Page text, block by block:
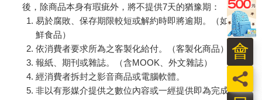
後，除商品本身有瑕疵外，將不提供7天的猶豫期：
易於腐敗、保存期限較短或解約時即將逾期。（如：生
鮮食品）
依消費者要求所為之客製化給付。（客製化商品）
報紙、期刊或雜誌。（含MOOK、外文雜誌）
經消費者拆封之影音商品或電腦軟體。
非以有形媒介提供之數位內容或一經提供即為完成之線
員
會